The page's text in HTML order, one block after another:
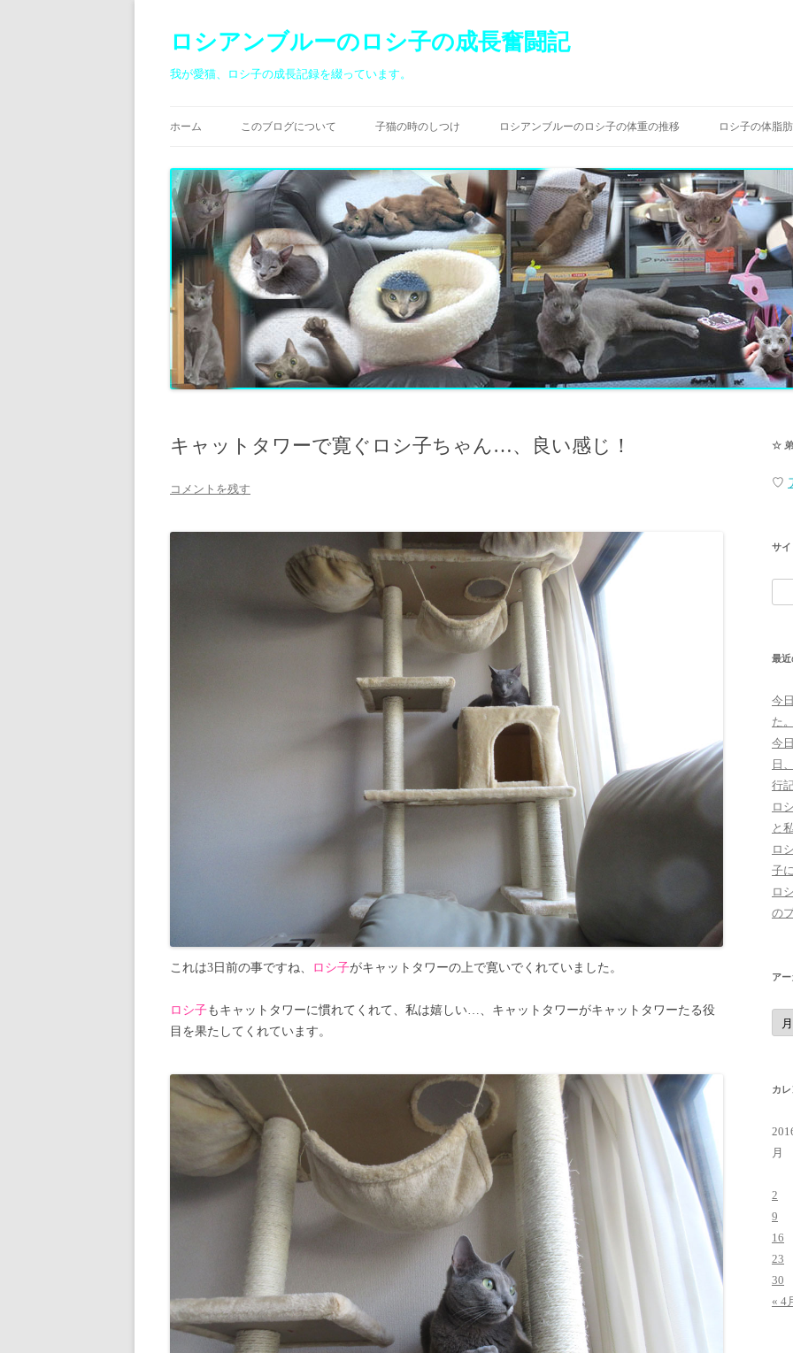
ロシアンブルーのロシ子の成長奮闘記
我が愛猫、ロシ子の成長記録を綴っています。
ン
へ
ス
キ
ッ
プ
ホーム このブログについて 子猫の時のしつけ ロシアンブルーのロシ子の体重の推移 ロシ子の体脂
キャットタワーで寛ぐロシ子ちゃん…、良い感じ！
コメントを残す
これは3日前の事ですね、 ロシ子がキャットタワーの上で寛いでくれていました。
ロシ子もキャットタワーに慣れてくれて、私は嬉しい…、キャットタワーがキャットタワーたる役
目を果たしてくれています。
☆ 弟
♡
サイ
索:
最近
今
た
今
日
行
ロ
と
ロ
子
ロ
の
ア
ア
ー
カ
カ
月
2
9
16
23
30
« 4